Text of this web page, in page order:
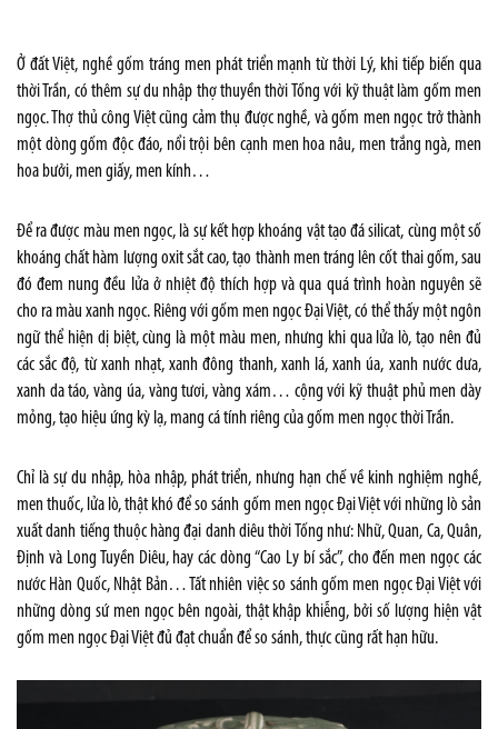
Ở đất Việt,nghề gốm tráng men phát triển mạnh từ thời Lý, khi tiếp biến qua
thời Trần, có thêm sự du nhập thợ thuyền thời Tống với kỹ thuật làm gốm men
ngọc. Thợ thủ công Việt cũng cảm thụ được nghề, và gốm men ngọc trở thành
một dòng gốm độc đáo, nổi trội bên cạnh men hoa nâu, men trắng ngà, men
hoa bưởi, men giấy, men kính…
Để ra được màu men ngọc, là sự kết hợp khoáng vật tạo đá silicat, cùng một số
khoáng chất hàm lượng oxit sắt cao, tạo thành men tráng lên cốt thai gốm, sau
đó đem nung đều lửa ở nhiệt độ thích hợp và qua quá trình hoàn nguyên sẽ
cho ra màu xanh ngọc. Riêng với gốm men ngọc Đại Việt, có thể thấy một ngôn
ngữ thể hiện dị biệt, cùng là một màu men, nhưng khi qua lửa lò, tạo nên đủ
các sắc độ, từ xanh nhạt, xanh đông thanh, xanh lá, xanh úa, xanh nước dưa,
xanh da táo, vàng úa, vàng tươi, vàng xám… cộng với kỹ thuật phủ men dày
mỏng, tạo hiệu ứng kỳ lạ, mang cá tính riêng của gốm men ngọc thời Trần.
Chỉ là sự du nhập, hòa nhập, phát triển, nhưng hạn chế về kinh nghiệm nghề,
men thuốc, lửa lò, thật khó để so sánh gốm men ngọc Đại Việt với những lò sản
xuất danh tiếng thuộc hàng đại danh diêu thời Tống như: Nhữ, Quan, Ca, Quân,
Định và Long Tuyền Diêu, hay các dòng “Cao Ly bí sắc”, cho đến men ngọc các
nước Hàn Quốc, Nhật Bản… Tất nhiên việc so sánh gốm men ngọc Đại Việt với
những dòng sứ men ngọc bên ngoài, thật khập khiễng, bởi số lượng hiện vật
gốm men ngọc Đại Việt đủ đạt chuẩn để so sánh, thực cũng rất hạn hữu.